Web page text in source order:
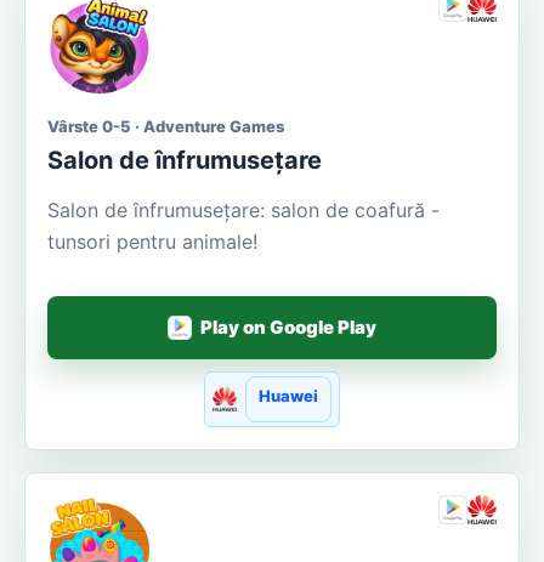
Vârste 0-5 · Adventure Games
Salon de înfrumusețare
Salon de înfrumusețare: salon de coafură -
tunsori pentru animale!
Play on Google Play
Huawei